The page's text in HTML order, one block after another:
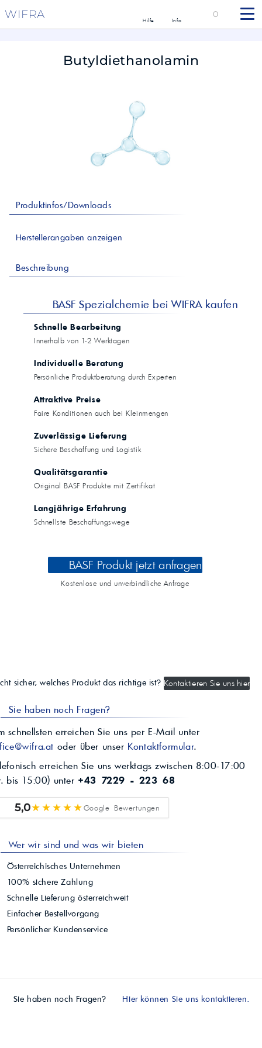
WIFRA Hilfe Info
0
Butyldiethanolamin
Produktinfos/Downloads
Herstellerangaben anzeigen
Beschreibung
BASF Spezialchemie bei WIFRA kaufen
Schnelle Bearbeitung
Innerhalb von 1-2 Werktagen
Individuelle Beratung
Persönliche Produktberatung durch Experten
Attraktive Preise
Faire Konditionen auch bei Kleinmengen
Zuverlässige Lieferung
Sichere Beschaffung und Logistik
Qualitätsgarantie
Original BASF Produkte mit Zertifikat
Langjährige Erfahrung
Schnellste Beschaffungswege
BASF Produkt jetzt anfragen
Kostenlose und unverbindliche Anfrage
sicher, welches Produkt das richtige ist? Kontaktieren Sie uns hier
Sie haben noch Fragen?
schnellsten erreichen Sie uns per E-Mail unter
oder über unser Kontaktformular.
erreichen Sie uns werktags zwischen 8:00-17:00
bis 15:00) unter +43 7229 - 223 68
5,0★★★★★Google Bewertungen
Wer wir sind und was wir bieten
Österreichisches Unternehmen
100% sichere Zahlung
Schnelle Lieferung österreichweit
Einfacher Bestellvorgang
Persönlicher Kundenservice
Sie haben noch Fragen? Hier können Sie uns kontaktieren.